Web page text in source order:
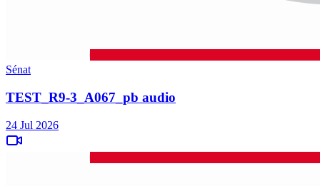
Sénat
TEST_R9-3_A067_pb audio
24 Jul 2026